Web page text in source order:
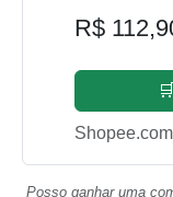
R$
Posso ganhar uma